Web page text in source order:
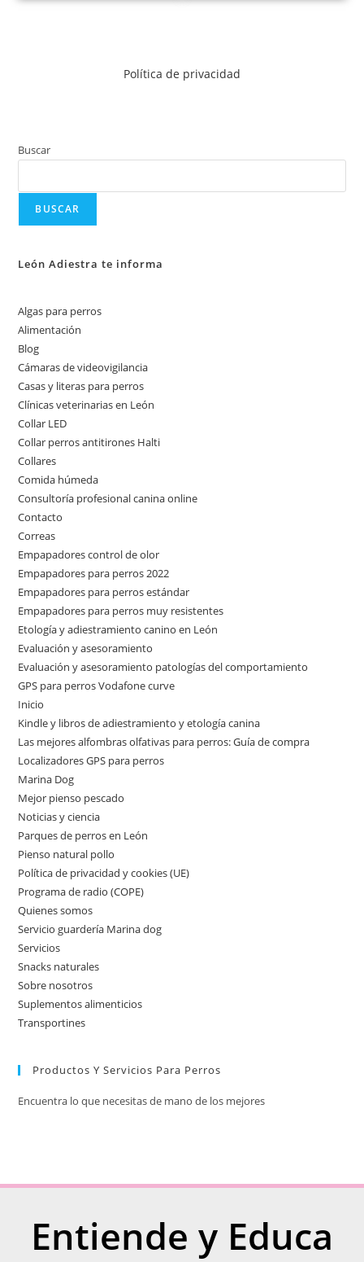
Política de privacidad
Buscar
BUSCAR
León Adiestra te informa
Algas para perros
Alimentación
Blog
Cámaras de videovigilancia
Casas y literas para perros
Clínicas veterinarias en León
Collar LED
Collar perros antitirones Halti
Collares
Comida húmeda
Consultoría profesional canina online
Contacto
Correas
Empapadores control de olor
Empapadores para perros 2022
Empapadores para perros estándar
Empapadores para perros muy resistentes
Etología y adiestramiento canino en León
Evaluación y asesoramiento
Evaluación y asesoramiento patologías del comportamiento
GPS para perros Vodafone curve
Inicio
Kindle y libros de adiestramiento y etología canina
Las mejores alfombras olfativas para perros: Guía de compra
Localizadores GPS para perros
Marina Dog
Mejor pienso pescado
Noticias y ciencia
Parques de perros en León
Pienso natural pollo
Política de privacidad y cookies (UE)
Programa de radio (COPE)
Quienes somos
Servicio guardería Marina dog
Servicios
Snacks naturales
Sobre nosotros
Suplementos alimenticios
Transportines
Productos Y Servicios Para Perros
Encuentra lo que necesitas de mano de los mejores
Entiende y Educa